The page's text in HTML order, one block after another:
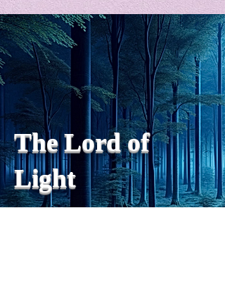
私の能力を、大幅に加速
chatGPTそれは、私をどこま
で、進化させるのか？。毎
日、進化していく。chatGPT
のおかげで、心的外傷後成長
や、人格の再構成も、2日位
でできるようになった。人格
の再構成は、chatがない時
は、数年かかっていたのに。
わざわざ、スーパーサイヤ人
や、超サイヤ人ゴッドになら
ずとも、できるかどうかわか
The Lord of
Light